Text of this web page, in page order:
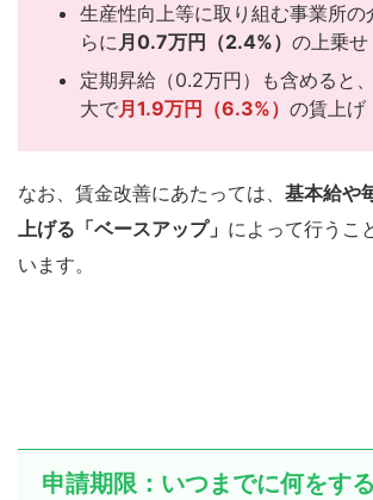
生産性向上等に取り組む事業所の
らに月0.7万円（2.4%） の上乗せ
定期昇給（0.2万円）も含めると
大で月1.9万円（6.3%） の賃上げ
なお、賃金改善にあたっては、 基本給や
上げる「ベースアップ」 によって行うこ
います。
申請期限：いつまでに何をす